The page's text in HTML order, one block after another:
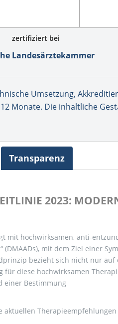
zertifiziert bei
Landesärztekammer
Umsetzung,
Monate. Die inhaltliche
Transparenz
2023:
mit hochwirksamen, anti-
(DMAADs), mit dem Ziel einer
bezieht sich nicht nur
für diese hochwirksamen
einer Bestimmung
aktuellen